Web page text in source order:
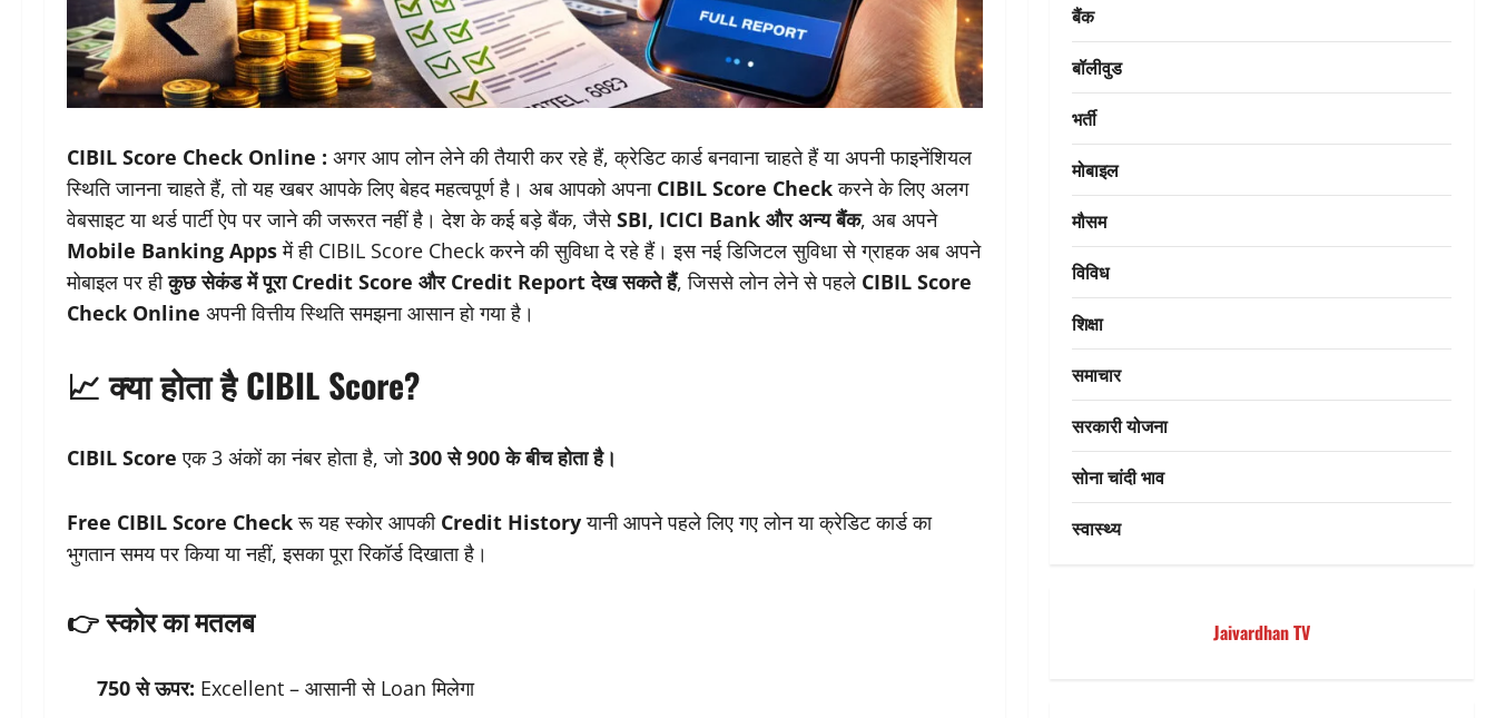
CIBIL Score Check Online : अगर आप लोन लेने की तैयारी कर रहे हैं, क्रेडिट कार्ड बनवाना चाहते हैं या अपनी फाइनेंशियल
स्थिति जानना चाहते हैं, तो यह खबर आपके लिए बेहद महत्वपूर्ण है। अब आपको अपना CIBIL Score Checkकरने के लिए अलग
वेबसाइट या थर्ड पार्टी ऐप पर जाने की जरूरत नहीं है। देश के कई बड़े बैंक, जैसेSBI, ICICI Bank और अन्य बैंक, अब अपने
Mobile Banking Appsमें ही CIBIL Score Check करने की सुविधा दे रहे हैं। इस नई डिजिटल सुविधा से ग्राहक अब अपने
मोबाइल पर हीकुछ सेकंड में पूरा Credit Score और Credit Report देख सकते हैं, जिससे लोन लेने से पहले CIBIL Score
Check Online अपनी वित्तीय स्थिति समझना आसान हो गया है।
📈 क्या होता है CIBIL Score?
CIBIL Score एक 3 अंकों का नंबर होता है, जो300 से 900 के बीच होता है।
Free CIBIL Score Checkरू यह स्कोर आपकी Credit Historyयानी आपने पहले लिए गए लोन या क्रेडिट कार्ड का
भुगतान समय पर किया या नहीं, इसका पूरा रिकॉर्ड दिखाता है।
👉 स्कोर का मतलब
750 से ऊपर: Excellent – आसानी से Loan मिलेगा
बैंक
बॉलीवुड
भर्ती
मोबाइल
मौसम
विविध
शिक्षा
समाचार
सरकारी योजना
सोना चांदी भाव
स्वास्थ्य
Jaivardhan TV